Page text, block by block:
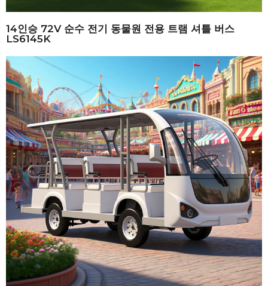
14인승 72V 순수 전기 동물원 전용 트램 셔틀 버스
LS6145K